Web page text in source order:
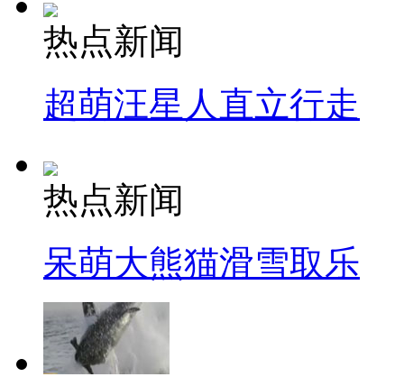
热点新闻
超萌汪星人直立行走
热点新闻
呆萌大熊猫滑雪取乐